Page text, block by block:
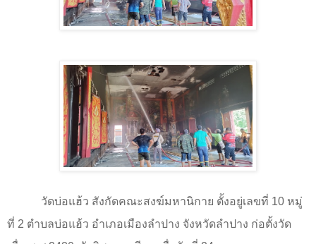
วัดบ่อแฮ้ว สังกัดคณะสงฆ์มหานิกาย ตั้งอยู่เลขที่ 10 หมู่
ที่ 2 ตำบลบ่อแฮ้ว อำเภอเมืองลำปาง จังหวัดลำปาง ก่อตั้งวัด